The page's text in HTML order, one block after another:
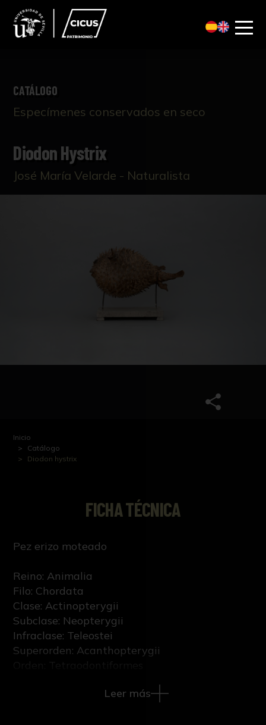
CATÁLOGO
Especímenes conservados en seco
Diodon Hystrix
José María Velarde - Naturalista
Inicio
Catálogo
Diodon hystrix
FICHA TÉCNICA
Pez erizo moteado
Reino: Animalia
Filo: Chordata
Clase: Actinopterygii
Subclase: Neopterygii
Infraclase: Teleostei
Superorden: Acanthopterygii
Leer más